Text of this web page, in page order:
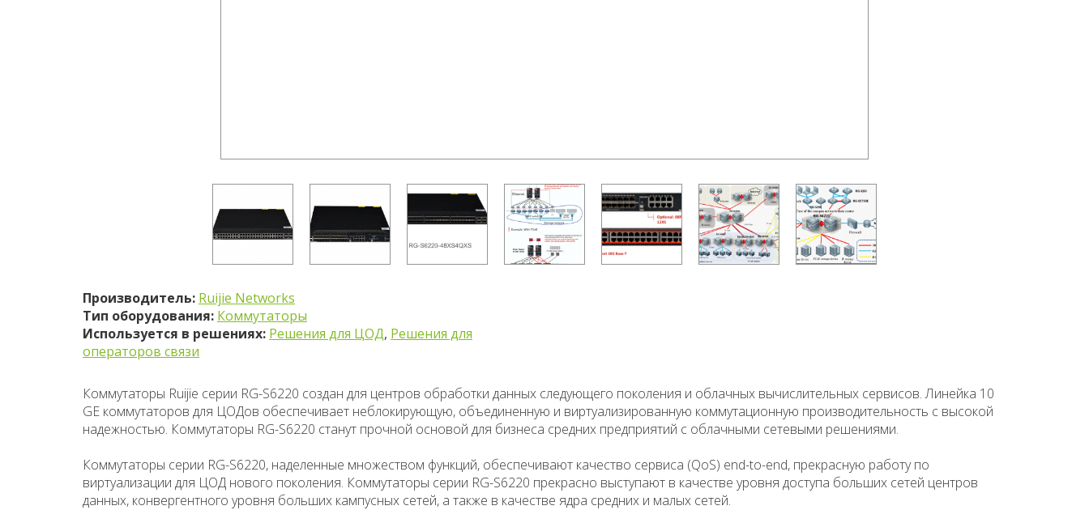
Производитель: Ruijie Networks
Тип оборудования: Коммутаторы
Используется в решениях: Решения для ЦОД, Решения для
операторов связи
Коммутаторы Ruijie серии RG-S6220 создан для центров обработки данных следующего поколения и облачных вычислительных сервисов. Линейка 10
GE коммутаторов для ЦОДов обеспечивает неблокирующую, объединенную и виртуализированную коммутационную производительность с высокой
надежностью. Коммутаторы RG-S6220 станут прочной основой для бизнеса средних предприятий с облачными сетевыми решениями.
Коммутаторы серии RG-S6220, наделенные множеством функций, обеспечивают качество сервиса (QoS) end-to-end, прекрасную работу по
виртуализации для ЦОД нового поколения. Коммутаторы серии RG-S6220 прекрасно выступают в качестве уровня доступа больших сетей центров
данных, конвергентного уровня больших кампусных сетей, а также в качестве ядра средних и малых сетей.